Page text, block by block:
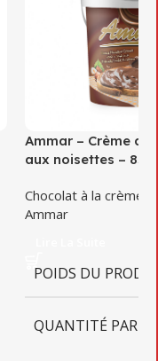
Ammar – Crème
aux noisettes – 850
Chocolat à la crème
Ammar
POIDS DU
QUANTITÉ PAR